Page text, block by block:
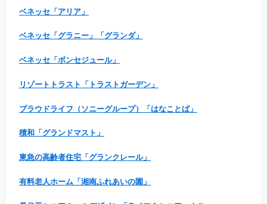
ベネッセ「アリア」
ベネッセ「グラニー」「グランダ」
ベネッセ「ボンセジュール」
リゾートトラスト「トラストガーデン」
プラウドライフ（ソニーグループ）「はなことば」
積和「グランドマスト」
東急の高齢者住宅「グランクレール」
有料老人ホーム「湘南ふれあいの園」